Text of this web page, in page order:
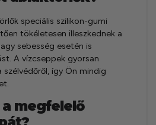
speciális szilikon-gumi
tökéletesen illeszkednek a
sebesség esetén is
A vízcseppek gyorsan
szélvédőről, így Ön mindig
megfelelő